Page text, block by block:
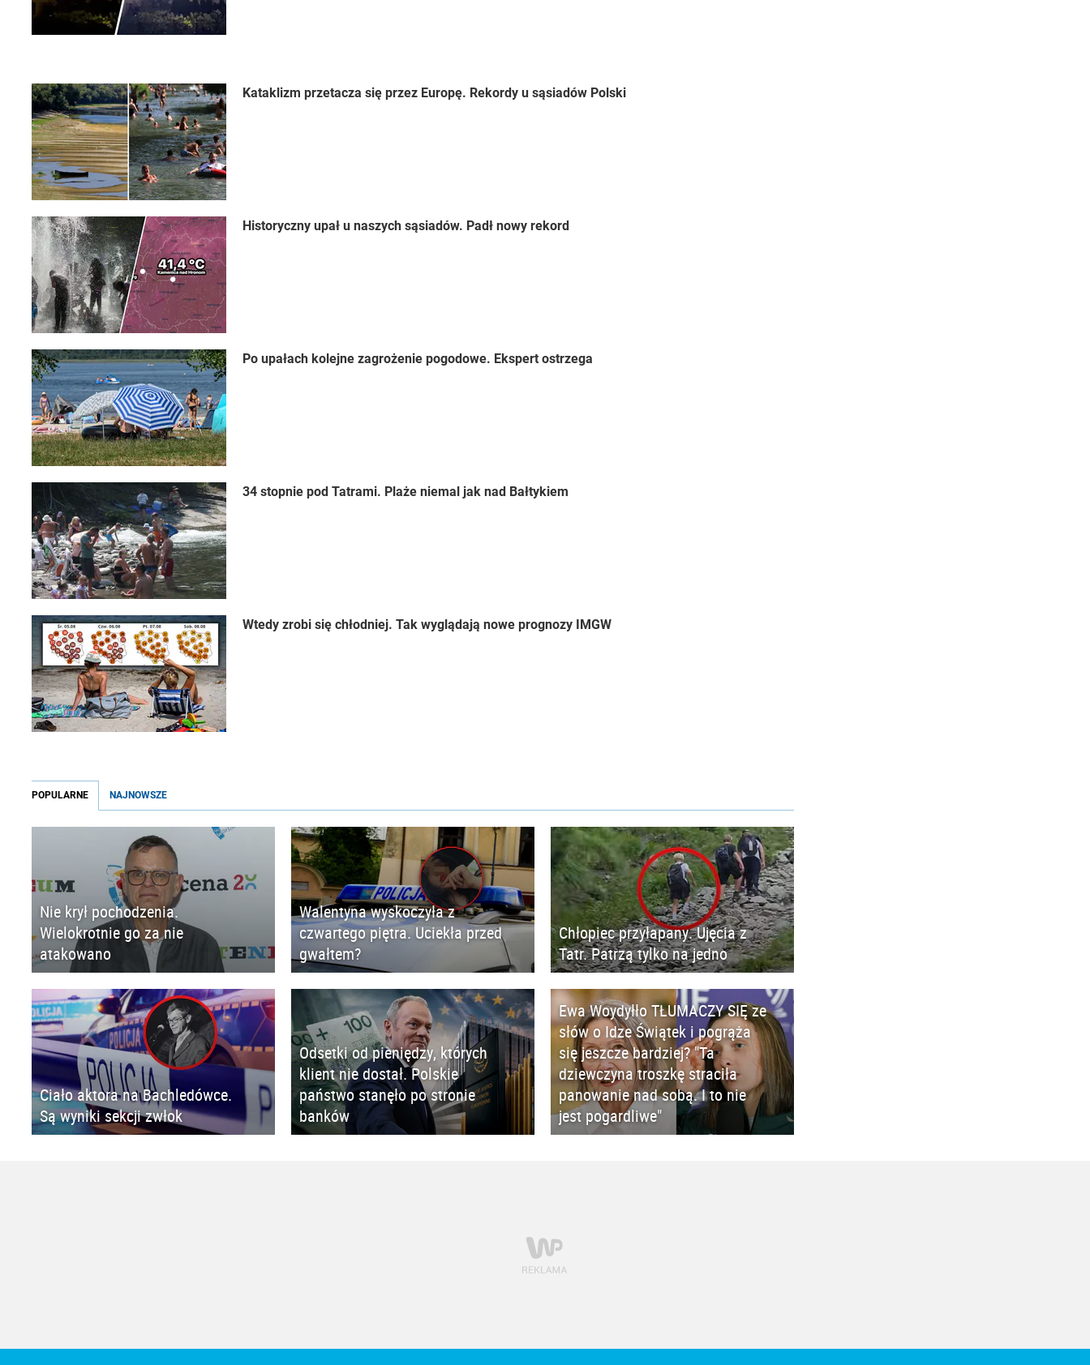
Kataklizm przetacza się przez Europę. Rekordy u sąsiadów Polski
Historyczny upał u naszych sąsiadów. Padł nowy rekord
Po upałach kolejne zagrożenie pogodowe. Ekspert ostrzega
34 stopnie pod Tatrami. Plaże niemal jak nad Bałtykiem
Wtedy zrobi się chłodniej. Tak wyglądają nowe prognozy IMGW
POPULARNE NAJNOWSZE
Nie krył pochodzenia.
Wielokrotnie go za nie
atakowano
Walentyna wyskoczyła z
czwartego piętra. Uciekła przed
gwałtem?
Chłopiec przyłapany. Ujęcia z
Tatr. Patrzą tylko na jedno
Ciało aktora na Bachledówce.
Są wyniki sekcji zwłok
Odsetki od pieniędzy, których
klient nie dostał. Polskie
państwo stanęło po stronie
banków
Ewa Woydyłło TŁUMACZY SIĘ ze
słów o Idze Świątek i pogrąża
się jeszcze bardziej? "Ta
dziewczyna troszkę straciła
panowanie nad sobą. I to nie
jest pogardliwe"